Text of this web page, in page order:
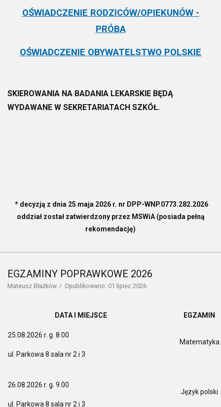
OŚWIADCZENIE RODZICÓW/OPIEKUNÓW -
PRÓBA
OŚWIADCZENIE OBYWATELSTWO POLSKIE
SKIEROWANIA NA BADANIA LEKARSKIE BĘDĄ
WYDAWANE W SEKRETARIATACH SZKÓŁ.
* decyzją z dnia 25 maja 2026 r. nr DPP-WNP.0773.282.2026
oddział został zatwierdzony przez MSWiA (posiada pełną
rekomendację)
EGZAMINY POPRAWKOWE 2026
Mateusz Błażków Opublikowano: 01 lipiec 2026
DATA I MIEJSCE EGZAMIN
25.08.2026 r. g. 8.00
ul. Parkowa 8 sala nr 2 i 3
Matematyka
26.08.2026 r. g. 9.00
ul. Parkowa 8 sala nr 2 i 3
Język polski